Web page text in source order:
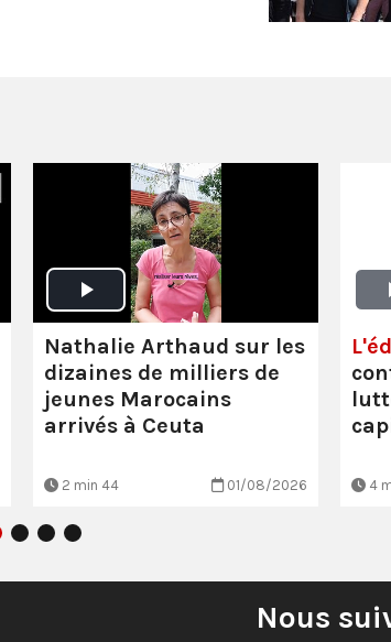
Nathalie Arthaud sur les
dizaines de milliers de
jeunes Marocains
arrivés à Ceuta
2 min 44 01/08/2026 4
Nous